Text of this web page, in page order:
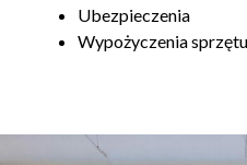
Ubezpieczenia
Wypożyczenia sprzętu